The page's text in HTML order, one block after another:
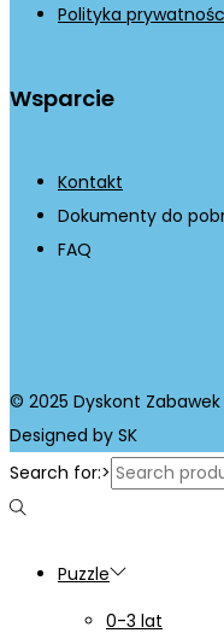
Polityka
Wsparcie
Kontakt
Dokumenty do
FAQ
© 2025 Dyskont Zabawek
Designed by SK
Search for:>
Puzzle
0-3 lat